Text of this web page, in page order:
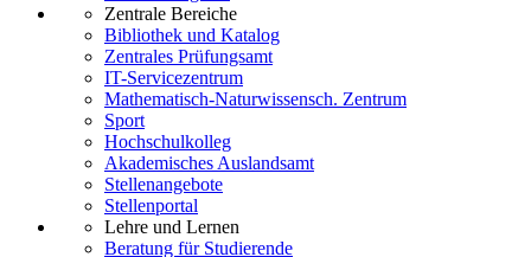
Zentrale Bereiche
Bibliothek und Katalog
Zentrales Prüfungsamt
IT-Servicezentrum
Mathematisch-Naturwissensch. Zentrum
Sport
Hochschulkolleg
Akademisches Auslandsamt
Stellenangebote
Stellenportal
Lehre und Lernen
Beratung für Studierende